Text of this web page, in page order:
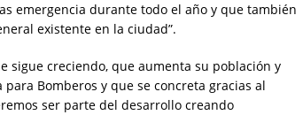
emergencia durante todo el año y que también
existente en la ciudad”.
sigue creciendo, que aumenta su población y
Bomberos y que se concreta gracias al
ser parte del desarrollo creando